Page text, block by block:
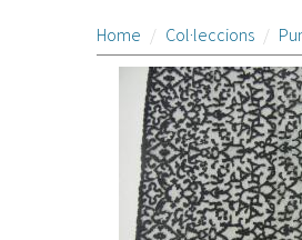
Home Col·leccions